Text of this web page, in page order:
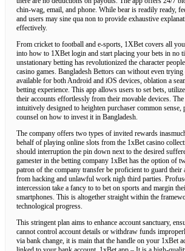
chin-wag, email, and phone. While bear is readily ready,
and users may sine qua non to provide exhaustive
effectively.
From cricket to football and e-sports, 1XBet covers all
into how to 1XBet login and start placing your bets in no
unstationary betting has revolutionized the character
casino games. Bangladesh Bettors can without even
available for both Android and iOS devices, oblation a
betting experience. This app allows users to set bets,
their accounts effortlessly from their movable devices.
intuitively designed to heighten purchaser common
counsel on how to invest it in Bangladesh.
The company offers two types of invited rewards
behalf of playing online slots from the 1xBet casino
should interruption the pin down next to the desired
gamester in the betting company 1xBet has the option of
patron of the company transfer be proficient to guard their
from hacking and unlawful work nigh third parties.
intercession take a fancy to to bet on sports and margin
smartphones. This is altogether straight within the
technological progress.
This stringent plan aims to enhance account sanctuary,
cannot control account details or withdraw funds
via bank change, it is main that the handle on your 1xBet